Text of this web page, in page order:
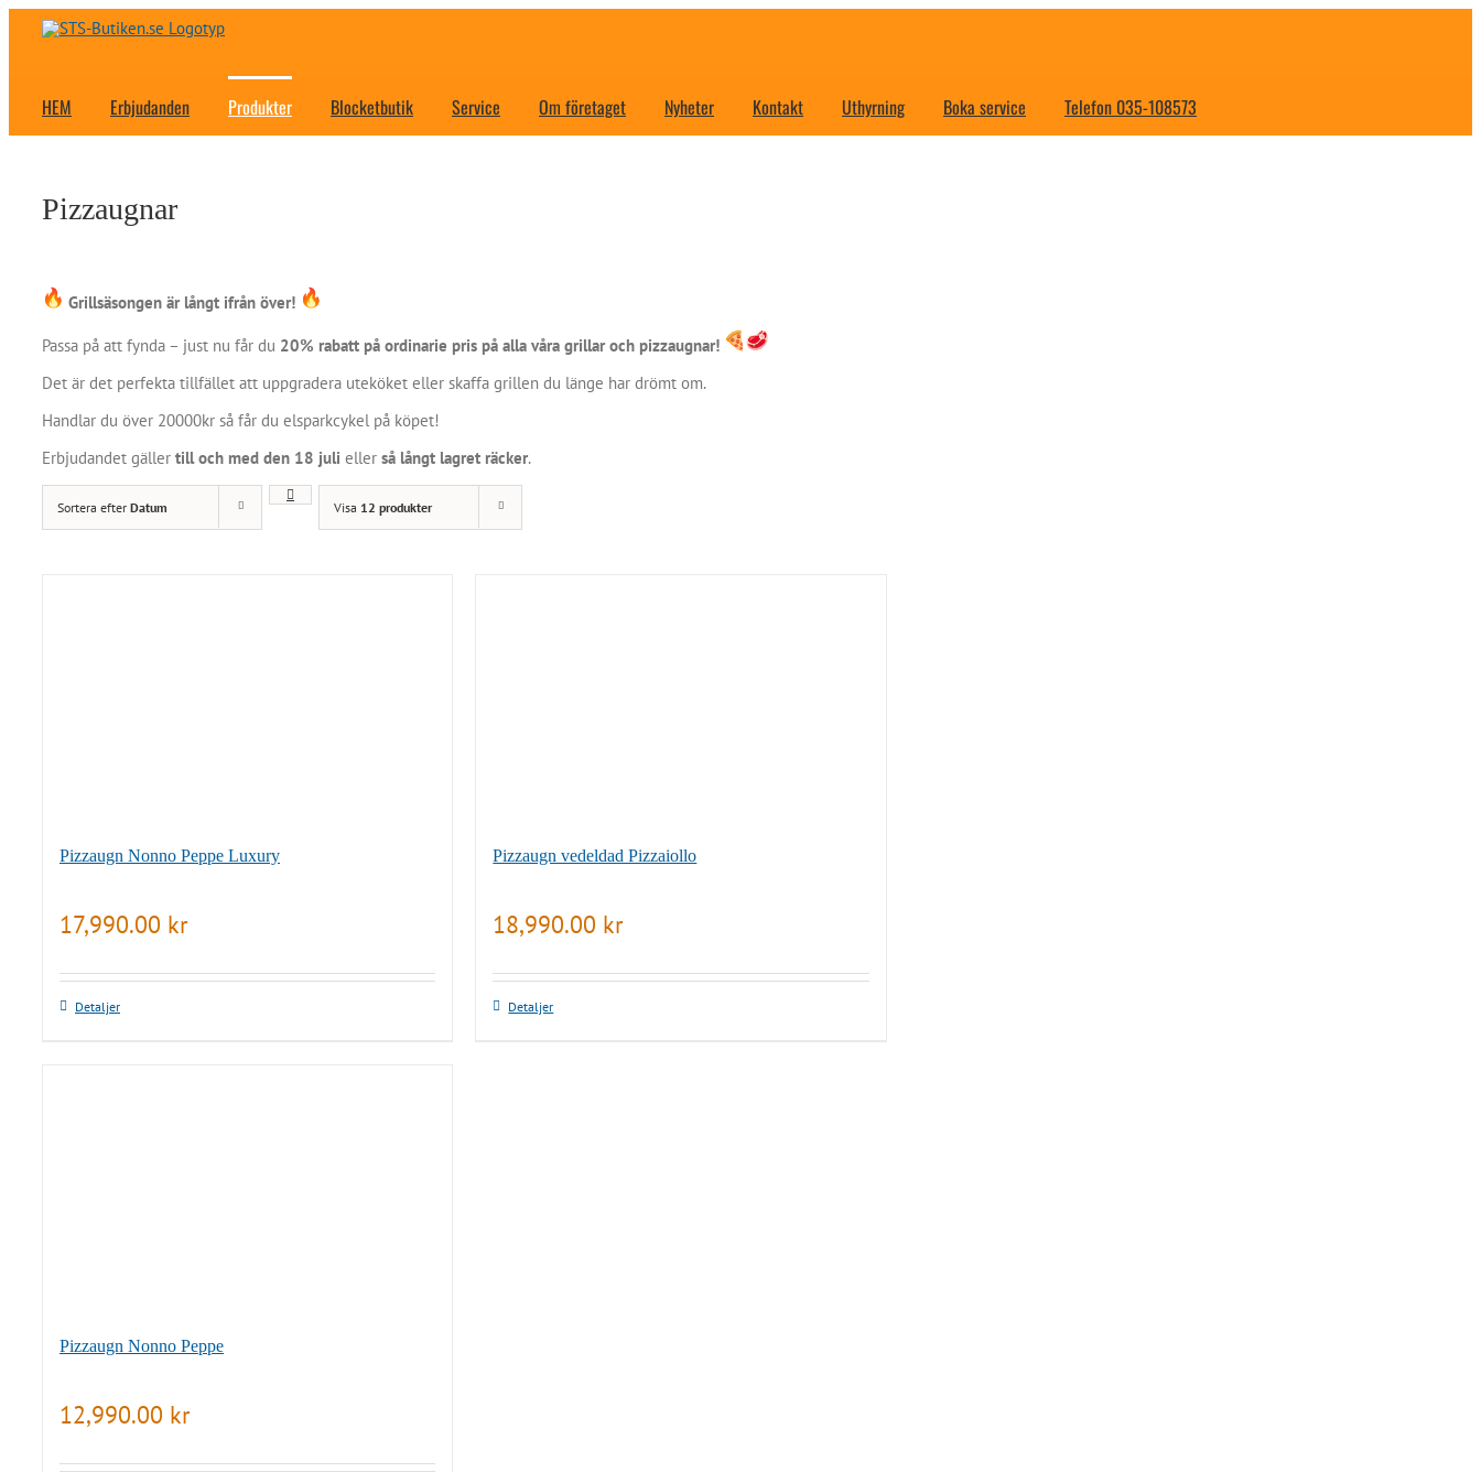
Fortsätt
HEM Erbjudanden Produkter Blocketbutik Service Om företaget Nyheter Kontakt Uthyrning Boka service Telefon 035-108573
Pizzaugnar
Grillsäsongen är långt ifrån över!
Passa på att fynda – just nu får du 20% rabatt på ordinarie pris på alla våra grillar och pizzaugnar!
Det är det perfekta tillfället att uppgradera uteköket eller skaffa grillen du länge har drömt om.
Handlar du över 20000kr så får du elsparkcykel på köpet!
Erbjudandet gäller till och med den 18 juli eller så långt lagret räcker.
Sortera efter Datum Visa 12 produkter
Pizzaugn Nonno Peppe Luxury
17,990.00 kr
Detaljer
Pizzaugn vedeldad Pizzaiollo
18,990.00 kr
Detaljer
Pizzaugn Nonno Peppe
12,990.00 kr